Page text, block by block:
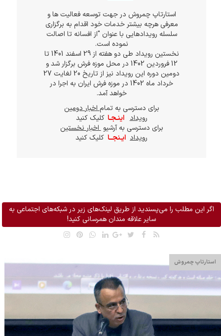
استارتاپ چمروش در جهت توسعه فعالیت ها و
معرفی هرچه بیشتر خدمات خود اقدام به برگزاری
سلسله رویدادهایی با عنوان "از افسانه تا اصالت
نموده است.
نخستین رویداد طی دو هفته از 29 اسفند 1401 تا
12 فروردین 1402 در محل موزه فرش برگزار شد و
دومین دوره این رویداد نیز از تاریخ 20 لغایت 27
خرداد ماه 1402 در موزه فرش ایران به اجرا در
خواهد آمد.
برای دسترسی به تماماخبار دومین
رویداد اینـجـا کلیک کنید
برای دسترسی به آرشیواخبار نخستین
رویداد ایـنجــا کلیک کنید
اگر این مطلب را می‌پسندید از طریق لینک‌های زیر در شبکه‌های اجتماعی به
سایر علاقه مندان همرسانی کنید!
استارتاپ چمروش